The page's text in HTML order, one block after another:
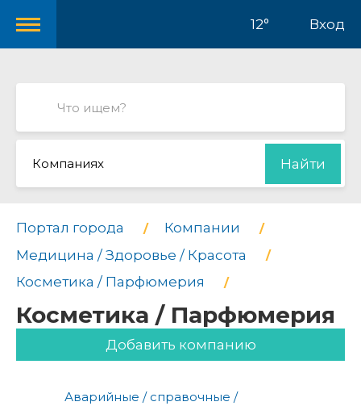
12° Вход
Компаниях Найти
Портал города
Компании
Медицина / Здоровье / Красота
Косметика / Парфюмерия
Косметика / Парфюмерия
Добавить компанию
Аварийные / справочные /